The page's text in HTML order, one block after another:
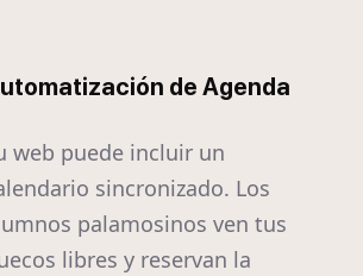
de Agenda
web puede incluir un
sincronizado. Los
palamosinos ven tus
libres y reservan la